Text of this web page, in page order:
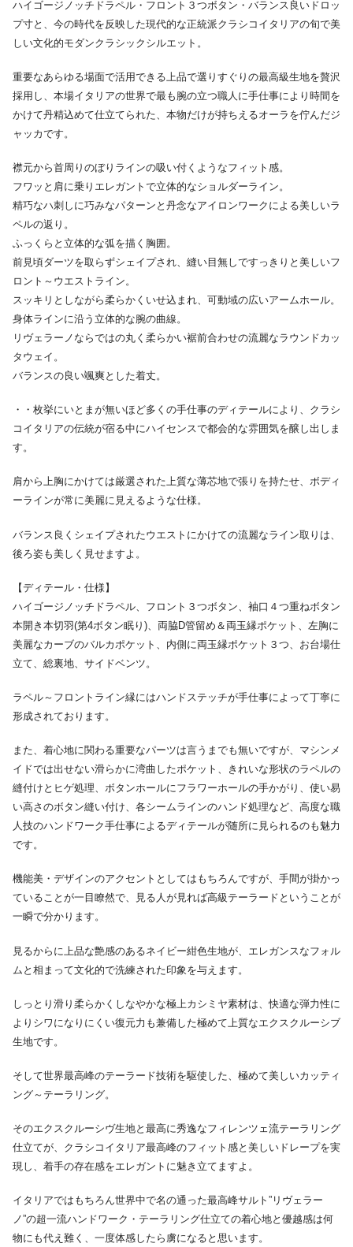
ハイゴージノッチドラペル・フロント３つボタン・バランス良いドロッ
プ寸と、今の時代を反映した現代的な正統派クラシコイタリアの旬で美
しい文化的モダンクラシックシルエット。
重要なあらゆる場面で活用できる上品で選りすぐりの最高級生地を贅沢
採用し、本場イタリアの世界で最も腕の立つ職人に手仕事により時間を
かけて丹精込めて仕立てられた、本物だけが持ちえるオーラを佇んだジ
ャッカです。
襟元から首周りのぼりラインの吸い付くようなフィット感。
フワッと肩に乗りエレガントで立体的なショルダーライン。
精巧なハ刺しに巧みなパターンと丹念なアイロンワークによる美しいラ
ペルの返り。
ふっくらと立体的な弧を描く胸囲。
前見頃ダーツを取らずシェイプされ、縫い目無しですっきりと美しいフ
ロント～ウエストライン。
スッキリとしながら柔らかくいせ込まれ、可動域の広いアームホール。
身体ラインに沿う立体的な腕の曲線。
リヴェラーノならではの丸く柔らかい裾前合わせの流麗なラウンドカッ
タウェイ。
バランスの良い颯爽とした着丈。
・・枚挙にいとまが無いほど多くの手仕事のディテールにより、クラシ
コイタリアの伝統が宿る中にハイセンスで都会的な雰囲気を醸し出しま
す。
肩から上胸にかけては厳選された上質な薄芯地で張りを持たせ、ボディ
ーラインが常に美麗に見えるような仕様。
バランス良くシェイプされたウエストにかけての流麗なライン取りは、
後ろ姿も美しく見せますよ。
【ディテール・仕様】
ハイゴージノッチドラペル、フロント３つボタン、袖口４つ重ねボタン
本開き本切羽(第4ボタン眠り)、両脇D管留め＆両玉縁ポケット、左胸に
美麗なカーブのバルカポケット、内側に両玉縁ポケット３つ、お台場仕
立て、総裏地、サイドベンツ。
ラペル～フロントライン縁にはハンドステッチが手仕事によって丁寧に
形成されております。
また、着心地に関わる重要なパーツは言うまでも無いですが、マシンメ
イドでは出せない滑らかに湾曲したポケット、きれいな形状のラペルの
縫付けとヒゲ処理、ボタンホールにフラワーホールの手かがり、使い易
い高さのボタン縫い付け、各シームラインのハンド処理など、高度な職
人技のハンドワーク手仕事によるディテールが随所に見られるのも魅力
です。
機能美・デザインのアクセントとしてはもちろんですが、手間が掛かっ
ていることが一目瞭然で、見る人が見れば高級テーラードということが
一瞬で分かります。
見るからに上品な艶感のあるネイビー紺色生地が、エレガンスなフォル
ムと相まって文化的で洗練された印象を与えます。
しっとり滑り柔らかくしなやかな極上カシミヤ素材は、快適な弾力性に
よりシワになりにくい復元力も兼備した極めて上質なエクスクルーシブ
生地です。
そして世界最高峰のテーラード技術を駆使した、極めて美しいカッティ
ング～テーラリング。
そのエクスクルーシヴ生地と最高に秀逸なフィレンツェ流テーラリング
仕立てが、クラシコイタリア最高峰のフィット感と美しいドレープを実
現し、着手の存在感をエレガントに魅き立てますよ。
イタリアではもちろん世界中で名の通った最高峰サルト”リヴェラー
ノ”の超一流ハンドワーク・テーラリング仕立ての着心地と優越感は何
物にも代え難く、一度体感したら虜になると思います。